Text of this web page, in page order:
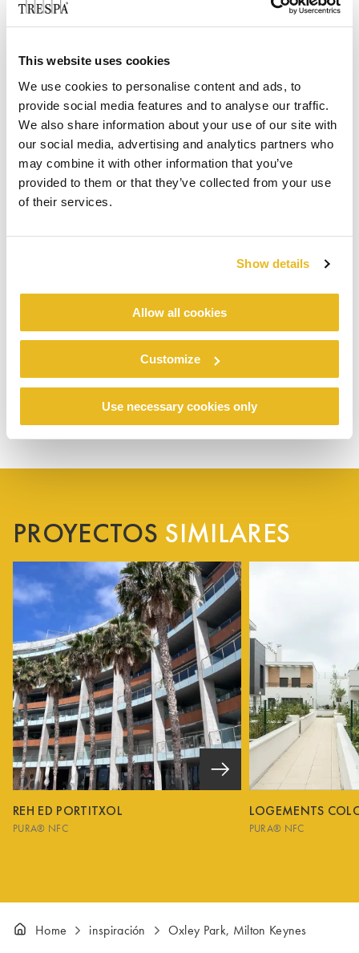
This website uses cookies
We use cookies to personalise content and ads, to
provide social media features and to analyse our traffic.
We also share information about your use of our site with
our social media, advertising and analytics partners who
may combine it with other information that you’ve
provided to them or that they’ve collected from your use
of their services.
Show details
Allow all cookies
Customize
Use necessary cookies only
PROYECTOS SIMILARES
REH ED PORTITXOL
PURA® NFC
LOGEMENTS
PURA® NFC
Home inspiración Oxley Park, Milton Keynes